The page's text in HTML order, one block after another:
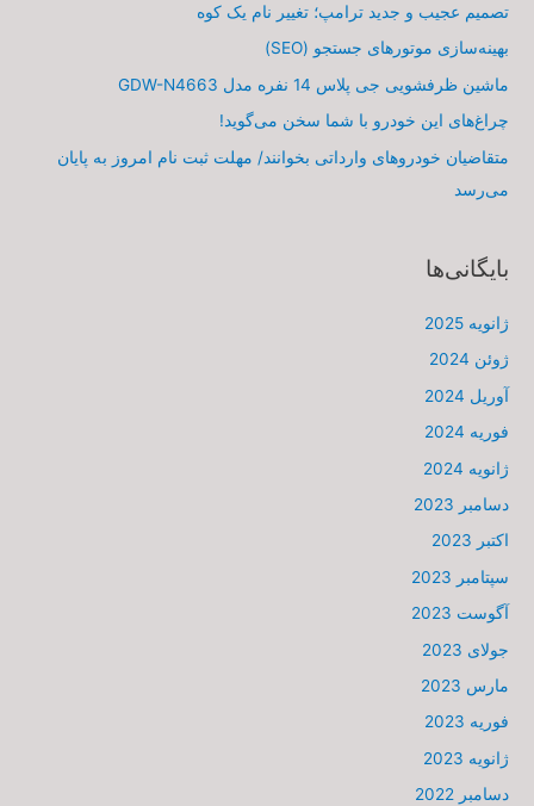
تصمیم عجیب و جدید ترامپ؛ تغییر نام یک کوه
بهینه‌سازی موتورهای جستجو (SEO)
ماشین ظرفشویی جی پلاس 14 نفره مدل GDW-N4663
چراغ‌های این خودرو با شما سخن می‌گوید!
متقاضیان خودروهای وارداتی بخوانند/ مهلت ثبت نام امروز به پایان
می‌رسد
بایگانی‌ها
ژانویه 2025
ژوئن 2024
آوریل 2024
فوریه 2024
ژانویه 2024
دسامبر 2023
اکتبر 2023
سپتامبر 2023
آگوست 2023
جولای 2023
مارس 2023
فوریه 2023
ژانویه 2023
دسامبر 2022